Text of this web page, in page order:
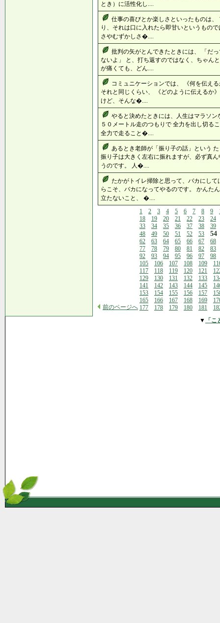
とき）に活性化し....
仕事の喜びとか楽しさといったものは
り、それは口に入れたら即甘いというもの
さやむずかしさ�....
批判の矢がとんできたときには、 「だ
ないよ」 と、打ち返すのではなく、ちゃん
が痛くても、どん....
コミュニケーションでは、 《何を伝え
それと同じくらい、 《どのように伝えるか
けど、そんな�....
やると決めたときには、人生はマラソ
５０メートル走のつもりで 全力を出し切る
全力で走ること�....
あるとき老師が「振り子の話」という
振り子は大きく左右に振れますが、必ず真
うのです。 人�....
たかがトイレ掃除と思って、バカにし
らこそ、バカになってやるのです。 かんた
立たないこと、 �....
前のページへ
1 2 3 4 5 6 7 8 9
18
19 20 21 22 23
24
33
34 35 36 37 38
39
48
49 50 51 52 53 54
62 63 64 65 66 67
68
77
78 79 80 81 82
83
92
93 94 95 96 97
98
105
106 107 108 109
117
118 119 120 121
129
130 131 132 133
141
142 143 144 145
153
154 155 156 157
165
166 167 168 169
177
178 179 180 181
▼
「